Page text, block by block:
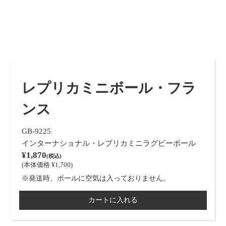
レプリカミニボール・フラ
ンス
GB-9225
インターナショナル・レプリカミニラグビーボール
¥1,870(税込)
(本体価格 ¥1,700)
※発送時、ボールに空気は入っておりません。